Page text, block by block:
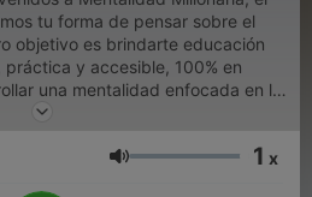
tu forma de pensar sobre el
objetivo es brindarte educación
y accesible, 100% en
una mentalidad enfocada en la
tu inteligencia financiera y toma
y video, te acercamos
Volume 1 x